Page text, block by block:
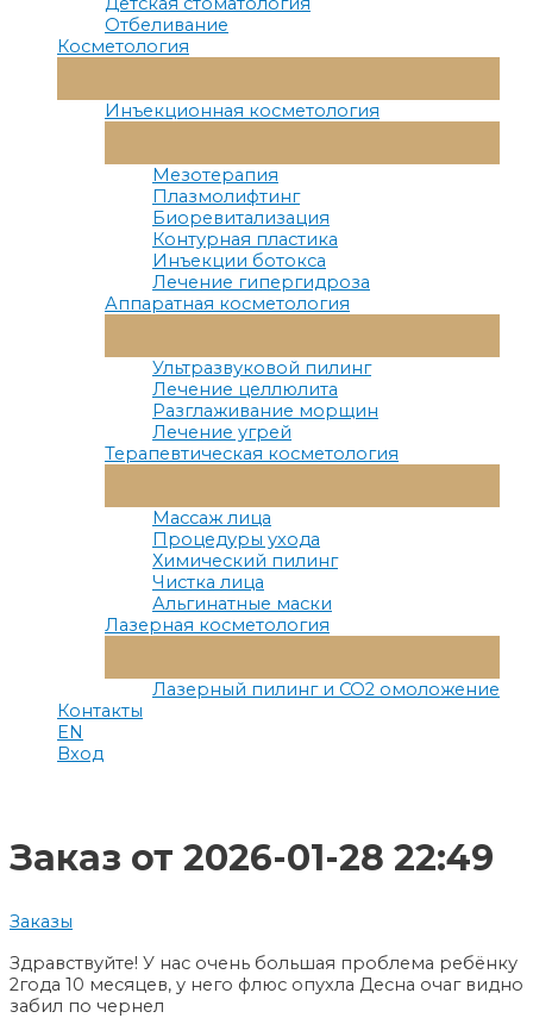
Отбеливание
Косметология
Меню
Инъекционная косметология
Меню
Мезотерапия
Плазмолифтинг
Биоревитализация
Контурная пластика
Инъекции ботокса
Лечение гипергидроза
Аппаратная косметология
Меню
Ультразвуковой пилинг
Лечение целлюлита
Разглаживание морщин
Лечение угрей
Терапевтическая косметология
Меню
Массаж лица
Процедуры ухода
Химический пилинг
Чистка лица
Альгинатные маски
Лазерная косметология
Меню
Лазерный пилинг и СО2 омоложение
Контакты
EN
Вход
Заказ от 2026-01-28 22:49
Заказы
Здравствуйте! У нас очень большая проблема ребёнку
2года 10 месяцев, у него флюс опухла Десна очаг видно
забил по чернел